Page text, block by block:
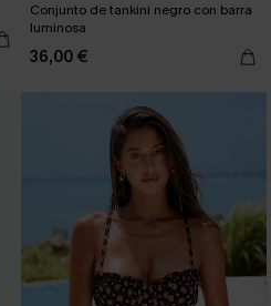
Conjunto de tankini negro con barra
luminosa
36,00 €